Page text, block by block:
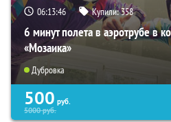
06:13:45 Купили:358
6 минут полета в аэротрубе в
«Мозаика»
Дубровка
500 руб.
5000руб.